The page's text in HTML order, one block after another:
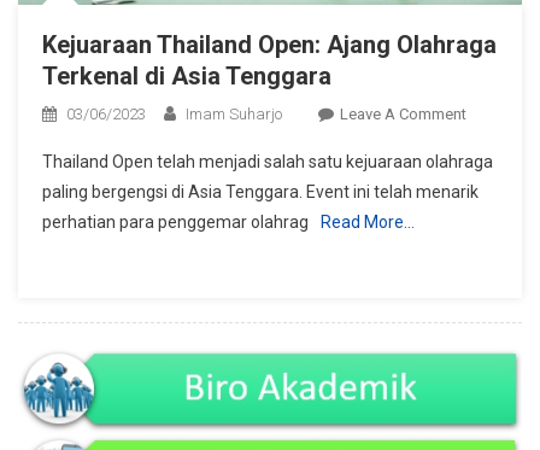
Kejuaraan Thailand Open: Ajang Olahraga
Terkenal di Asia Tenggara
03/06/2023 Imam Suharjo Leave A CommentOn
Thailand
Open:
Tenggara
Thailand Open telah menjadi salah satu kejuaraan olahraga
paling bergengsi di Asia Tenggara. Event ini telah menarik
perhatian para penggemar olahrag
Read More…